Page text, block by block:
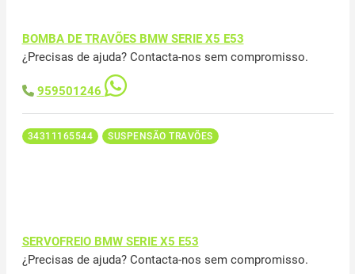
BOMBA DE TRAVÕES BMW SERIE X5 E53
¿Precisas de ajuda? Contacta-nos sem compromisso.
959501246
34311165544 SUSPENSÃO TRAVÕES
SERVOFREIO BMW SERIE X5 E53
¿Precisas de ajuda? Contacta-nos sem compromisso.